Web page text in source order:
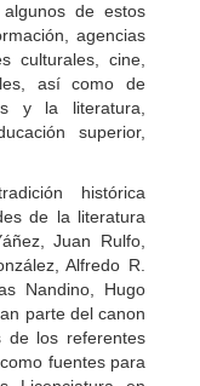
de estos
agencias
culturales, cine,
así como de
y la literatura,
superior,
histórica
de la literatura
Juan Rulfo,
Alfredo R.
Nandino, Hugo
parte del canon
de los referentes
fuentes para